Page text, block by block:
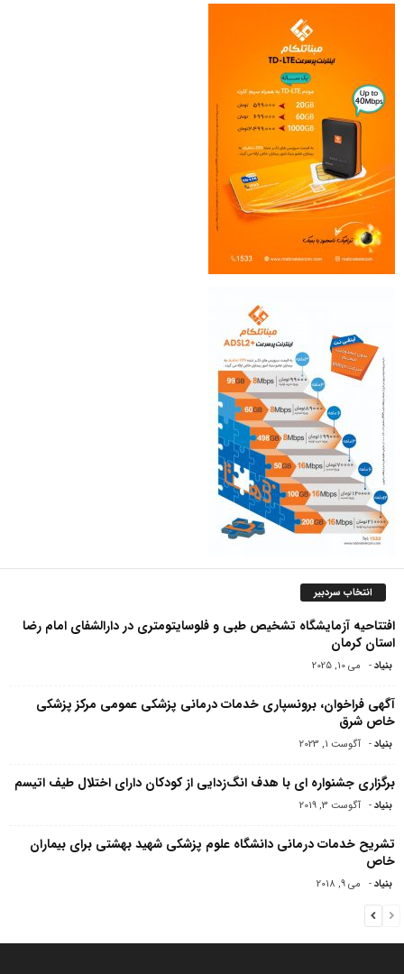
انتخاب سردبیر
افتتاحیه آزمایشگاه تشخیص طبی و فلوسایتومتری در دارالشفای امام رضا
استان کرمان
بنیاد- می 10, 2025
آگهی فراخوان، برونسپاری خدمات درمانی پزشکی عمومی مرکز پزشکی
خاص شرق
بنیاد- آگوست 1, 2023
برگزاری جشنواره ای با هدف انگ‌زدایی از کودکان دارای اختلال طیف اتیسم
بنیاد- آگوست 3, 2019
تشریح خدمات درمانی دانشگاه علوم پزشکی شهید بهشتی برای بیماران
خاص
بنیاد- می 9, 2018